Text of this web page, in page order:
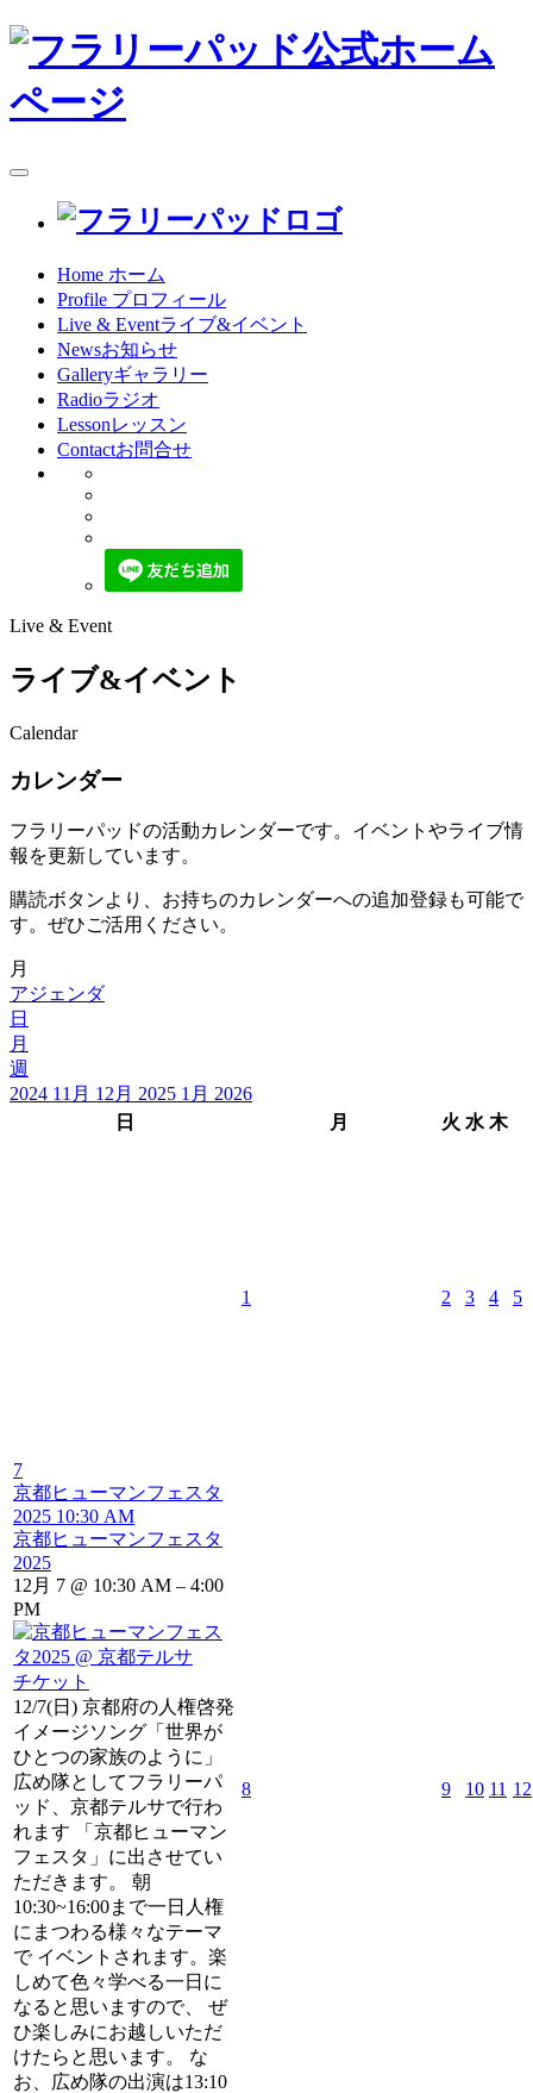
toggle
navigation
Home ホーム
Profile プロフィール
Live & Eventライブ&イベント
Newsお知らせ
Galleryギャラリー
Radioラジオ
Lessonレッスン
Contactお問合せ
Live & Event
ライブ&イベント
Calendar
カレンダー
フラリーパッドの活動カレンダーです。イベントやライブ情
報を更新しています。
購読ボタンより、お持ちのカレンダーへの追加登録も可能で
す。ぜひご活用ください。
月
アジェンダ
日
月
週
2024 11月 12月 2025 1月 2026
日
月 火 水 木
1 2 3 4 5
7
京都ヒューマンフェスタ
2025 10:30 AM
京都ヒューマンフェスタ
2025
12月 7 @ 10:30 AM – 4:00
PM
チケット
12/7(日) 京都府の人権啓発
イメージソング「世界が
ひとつの家族のように」
広め隊としてフラリーパ
ッド、京都テルサで行わ
れます 「京都ヒューマン
フェスタ」に出させてい
ただきます。 朝
10:30~16:00まで一日人権
にまつわる様々なテーマ
で イベントされます。楽
しめて色々学べる一日に
なると思いますので、 ぜ
ひ楽しみにお越しいただ
けたらと思います。 な
お、広め隊の出演は13:10
8 9 10 11 12